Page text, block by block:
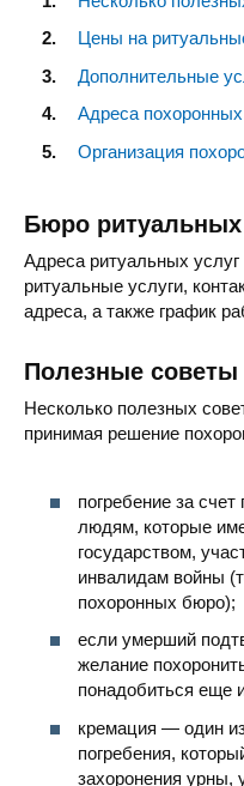
Цены на
Дополнительные
Адреса
Организация
Бюро ритуальных
Адреса ритуальных
ритуальные услуги,
адреса, а также график
Полезные советы
Несколько полезных
принимая решение
погребение за
людям, которые
государством,
инвалидам войны
похоронных бюро);
если умерший
желание
понадобиться еще
кремация — один
погребения,
захоронения урны,